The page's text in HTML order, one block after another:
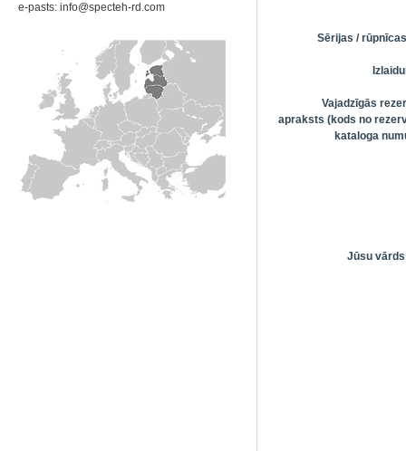
e-pasts: info@specteh-rd.com
Sērijas /
Vajadzīgās
apraksts (kods no
kataloga
Jūsu